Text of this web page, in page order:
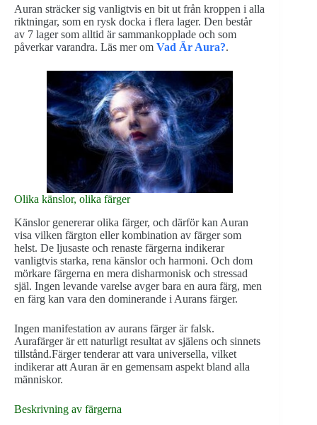
Auran sträcker sig vanligtvis en bit ut från kroppen i alla
riktningar, som en rysk docka i flera lager. Den består
av 7 lager som alltid är sammankopplade och som
påverkar varandra. Läs mer om Vad Är Aura?.
Olika känslor, olika färger
Känslor genererar olika färger, och därför kan Auran
visa vilken färgton eller kombination av färger som
helst. De ljusaste och renaste färgerna indikerar
vanligtvis starka, rena känslor och harmoni. Och dom
mörkare färgerna en mera disharmonisk och stressad
själ. Ingen levande varelse avger bara en aura färg, men
en färg kan vara den dominerande i Aurans färger.
Ingen manifestation av aurans färger är falsk.
Aurafärger är ett naturligt resultat av själens och sinnets
tillstånd.Färger tenderar att vara universella, vilket
indikerar att Auran är en gemensam aspekt bland alla
människor.
Beskrivning av färgerna